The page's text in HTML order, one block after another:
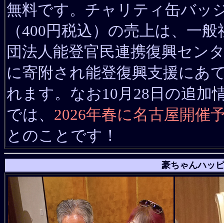
無料です。チャリティ缶バッ
（400円税込）の売上は、一般
団法人能登官民連携復興セン
に寄附され能登復興支援にあ
れます。なお10月28日の追加
では、 2026年春に名古屋開催
とのことです！
豪ちゃんハッ